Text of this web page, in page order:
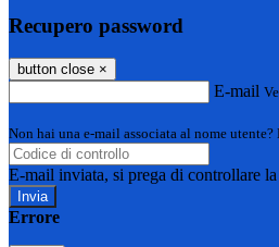
Recupero password
button close ×
E-mail
Non hai una e-mail associata al nome
E-mail inviata, si prega di controllare
Errore